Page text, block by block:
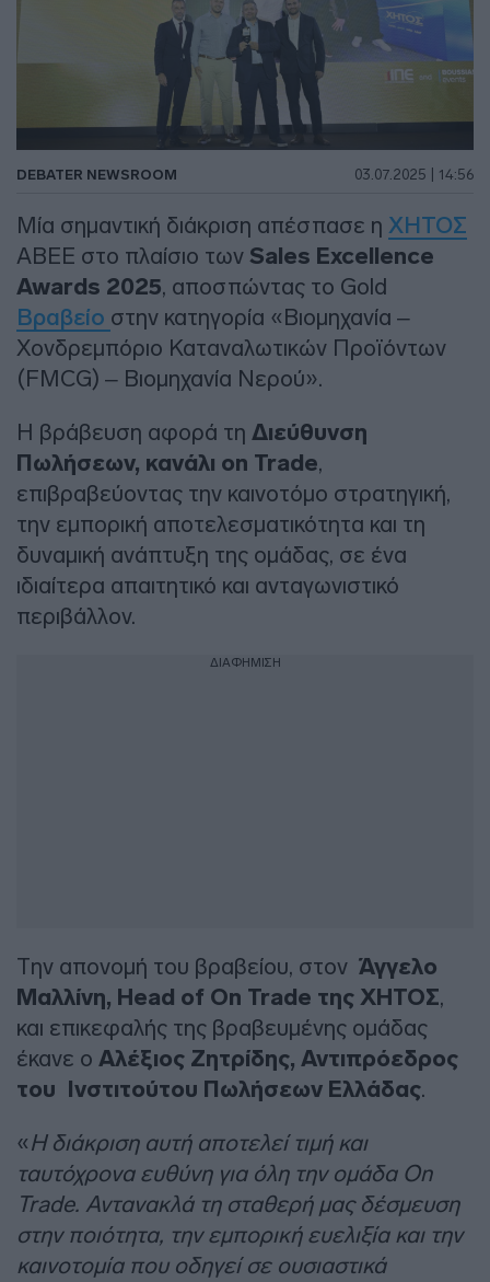
DEBATER NEWSROOM 03.07.2025 | 14:56
Μία σημαντική διάκριση απέσπασε η ΧΗΤΟΣ
ΑΒΕΕ στο πλαίσιο των Sales Excellence
Awards 2025, αποσπώντας το Gold
Βραβείο στην κατηγορία «Βιομηχανία –
Χονδρεμπόριο Καταναλωτικών Προϊόντων
(FMCG) – Βιομηχανία Νερού».
Η βράβευση αφορά τη Διεύθυνση
Πωλήσεων, κανάλι on Trade,
επιβραβεύοντας την καινοτόμο στρατηγική,
την εμπορική αποτελεσματικότητα και τη
δυναμική ανάπτυξη της ομάδας, σε ένα
ιδιαίτερα απαιτητικό και ανταγωνιστικό
περιβάλλον.
ΔΙΑΦΗΜΙΣΗ
Την απονομή του βραβείου, στον Άγγελο
Μαλλίνη, Head of On Trade της ΧΗΤΟΣ,
και επικεφαλής της βραβευμένης ομάδας
έκανε ο Αλέξιος Ζητρίδης, Αντιπρόεδρος
του Ινστιτούτου Πωλήσεων Ελλάδας.
«Η διάκριση αυτή αποτελεί τιμή και
ταυτόχρονα ευθύνη για όλη την ομάδα On
Trade. Αντανακλά τη σταθερή μας δέσμευση
στην ποιότητα, την εμπορική ευελιξία και την
καινοτομία που οδηγεί σε ουσιαστικά